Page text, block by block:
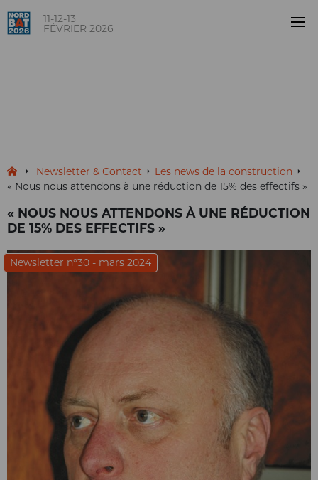
11-12-13
FÉVRIER 2026
Newsletter & Contact
Les news de la construction
« Nous nous attendons à une réduction de 15% des effectifs »
« NOUS NOUS ATTENDONS À UNE RÉDUCTION
DE 15% DES EFFECTIFS »
Newsletter n°30 - mars 2024